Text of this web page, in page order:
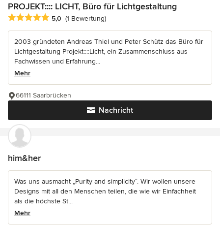
PROJEKT:::: LICHT, Büro für Lichtgestaltung
Durchschnittliche Bewertung: 5 von 5 Sternen
5,0 (1 Bewertung)
2003 gründeten Andreas Thiel und Peter Schütz das Büro für
Lichtgestaltung Projekt::::Licht, ein Zusammenschluss aus
Fachwissen und Erfahrung...
Mehr
Nachricht
66111 Saarbrücken
him&her
Was uns ausmacht „Purity and simplicity“. Wir wollen unsere
Designs mit all den Menschen teilen, die wie wir Einfachheit
als die höchste St...
Mehr